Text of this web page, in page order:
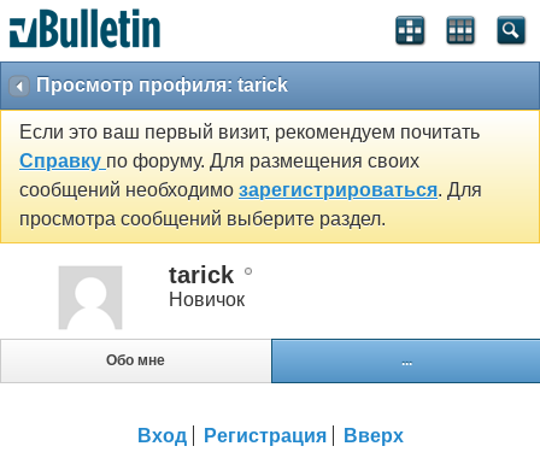
Просмотр профиля: tarick
Если это ваш первый визит, рекомендуем почитать
Справку по форуму. Для размещения своих
сообщений необходимо зарегистрироваться. Для
просмотра сообщений выберите раздел.
tarick
Новичок
Обо мне ...
Вход Регистрация Вверх